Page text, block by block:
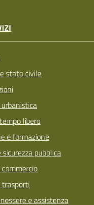
stato civile
libero
e formazione
sicurezza pubblica
trasporti
e assistenza